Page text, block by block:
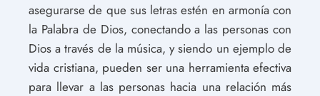
asegurarse de que sus letras estén en armonía con
la Palabra de Dios, conectando a las personas con
Dios a través de la música, y siendo un ejemplo de
vida cristiana, pueden ser una herramienta efectiva
para llevar a las personas hacia una relación más